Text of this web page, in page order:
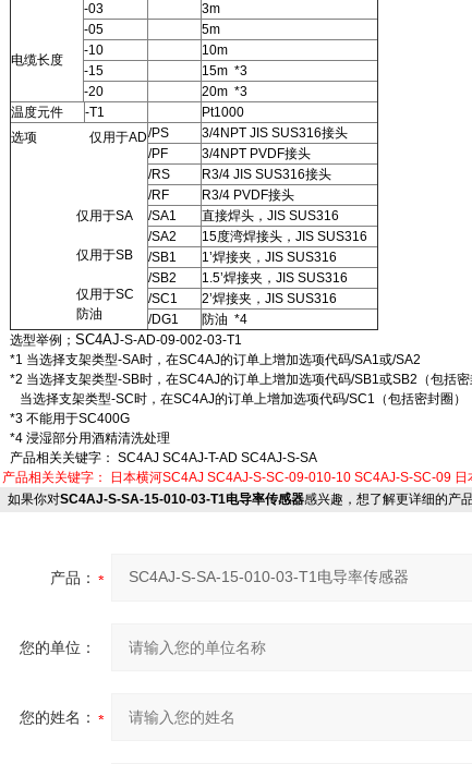
电缆长度
-03
3m
-05
5m
-10
10m
-15
15m*3
-20
20m*3
温度元件
-T1
Pt1000
选项 仅用于AD
仅用于SA
仅用于SB
仅用于SC
防油
/PS 3/4NPT JIS SUS316接头
/PF
3/4NPT PVDF接头
/RS
R3/4 JIS SUS316接头
/RF
R3/4 PVDF接头
/SA1
直接焊头，JIS SUS316
/SA2
15度湾焊接头，JIS SUS316
/SB1
1’焊接夹，JIS SUS316
/SB2
1.5’焊接夹，JIS SUS316
/SC1
2’焊接夹，JIS SUS316
/DG1
防油 *4
选型举例； SC4AJ-S-AD-09-002-03-T1
*1 当选择支架类型-SA时，在SC4AJ的订单上增加选项代码/SA1或/SA2
*2 当选择支架类型-SB时，在SC4AJ的订单上增加选项代码/SB1或SB2（包括
当选择支架类型-SC时，在SC4AJ的订单上增加选项代码/SC1（包括密封圈）
*3 不能用于SC400G
*4 浸湿部分用酒精清洗处理
产品相关关键字： SC4AJ SC4AJ-T-AD SC4AJ-S-SA
产品相关关键字：
日本横河SC4AJ SC4AJ-S-SC-09-010-10 SC4AJ-S-SC-09 日
如果你对SC4AJ-S-SA-15-010-03-T1电导率传感器感兴趣，想了解更详细的产
产品：
您的单位：
您的姓名：